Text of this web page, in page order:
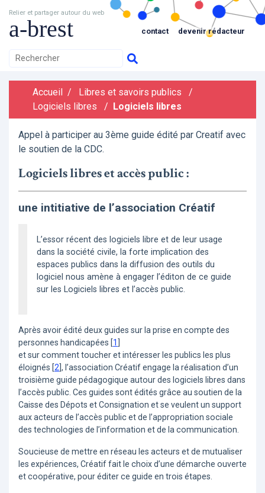
Relier et partager autour du web
a-brest contact devenir rédacteur
Accueil / Libres et savoirs publics
/
Logiciels libres
/ Logiciels libres
Appel à participer au 3ème guide édité par Creatif avec
le soutien de la CDC.
Logiciels libres et accès public :
une intitiative de l’association Créatif
L’essor récent des logiciels libre et de leur usage
dans la société civile, la forte implication des
espaces publics dans la diffusion des outils du
logiciel nous amène à engager l’éditon de ce guide
sur les Logiciels libres et l’accès public.
Après avoir édité deux guides sur la prise en compte des
personnes handicapées [1
et sur comment toucher et intéresser les publics les plus
éloignés [2 , l’association Créatif engage la réalisation d’un
troisième guide pédagogique autour des logiciels libres dans
l’accès public. Ces guides sont édités grâce au soutien de la
Caisse des Dépots et Consignation et se veulent un support
aux acteurs de l’accès public et de l’appropriation sociale
des technologies de l’information et de la communication.
Soucieuse de mettre en réseau les acteurs et de mutualiser
les expériences, Créatif fait le choix d’une démarche ouverte
et coopérative, pour éditer ce guide en trois étapes.